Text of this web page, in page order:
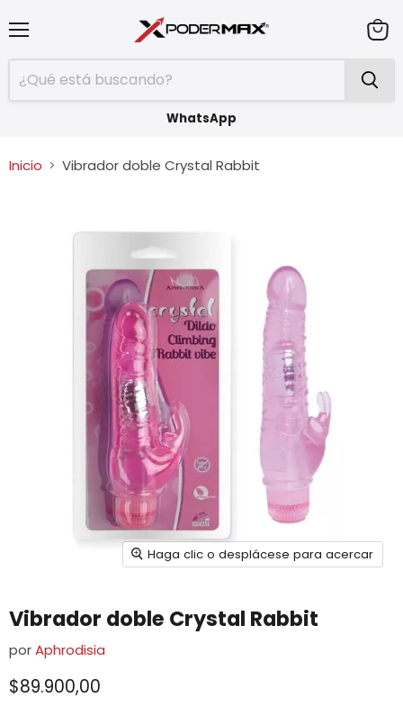
WhatsApp
Inicio Vibrador doble Crystal Rabbit
Haga clic o desplácese para acercar
Vibrador doble Crystal Rabbit
porAphrodisia
$89.900,00